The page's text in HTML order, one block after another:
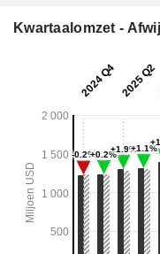
Kwartaalomzet -